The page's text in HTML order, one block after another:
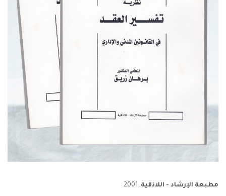
مطبعة الإرشاد - اللاذقية, 2001